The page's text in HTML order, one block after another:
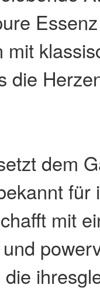
mit
die
dem
mit